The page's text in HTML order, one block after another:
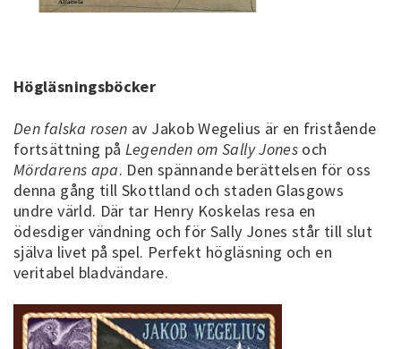
Högläsningsböcker
Den falska rosen av Jakob Wegelius är en fristående
fortsättning på Legenden om Sally Jones och
Mördarens apa. Den spännande berättelsen för oss
denna gång till Skottland och staden Glasgows
undre värld. Där tar Henry Koskelas resa en
ödesdiger vändning och för Sally Jones står till slut
själva livet på spel. Perfekt högläsning och en
veritabel bladvändare.